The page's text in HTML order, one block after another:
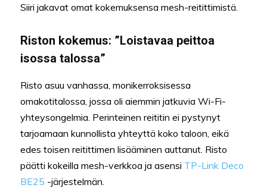
Siiri jakavat omat kokemuksensa mesh-reitittimistä.
Riston kokemus: ”Loistavaa peittoa
isossa talossa”
Risto asuu vanhassa, monikerroksisessa
omakotitalossa, jossa oli aiemmin jatkuvia Wi-Fi-
yhteysongelmia. Perinteinen reititin ei pystynyt
tarjoamaan kunnollista yhteyttä koko taloon, eikä
edes toisen reitittimen lisääminen auttanut. Risto
päätti kokeilla mesh-verkkoa ja asensi TP-Link Deco
BE25 -järjestelmän.